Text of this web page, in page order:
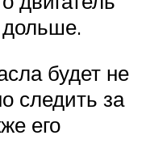
будет не
следить за
его